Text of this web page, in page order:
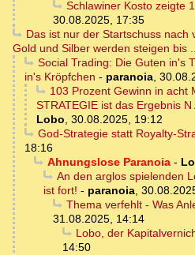
Schlawiner Kosto zeigte
30.08.2025, 17:35
Das ist nur der Startschuss nach
Gold und Silber werden steigen bis
Social Trading: Die Guten in's
in's Kröpfchen - paranoia,
103 Prozent Gewinn in acht
STRATEGIE ist das Ergebnis
Lobo, 30.08.2025, 19:12
God-Strategie statt Royalty-
18:16
Ahnungslose Paranoia-
An den arglos spielenden
ist fort! - paranoia,
Thema verfehlt - Was
31.08.2025, 14:14
Lobo, der
14:50